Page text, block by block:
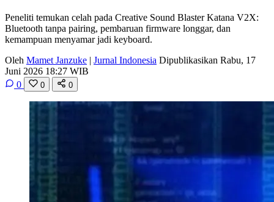
Peneliti temukan celah pada Creative Sound Blaster Katana V2X:
Bluetooth tanpa pairing, pembaruan firmware longgar, dan
kemampuan menyamar jadi keyboard.
Oleh Mamet Janzuke | Jurnal Indonesia Dipublikasikan Rabu, 17
Juni 2026 18:27 WIB
0
0 0